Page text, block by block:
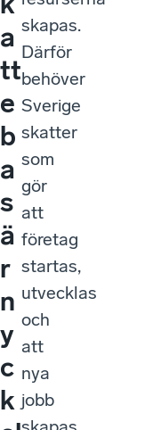
a
tt
e
b
a
s
ä
r
n
y
c
k
skapas.
Därför
behöver
Sverige
skatter
som
gör
att
företag
startas,
utvecklas
och
att
nya
jobb